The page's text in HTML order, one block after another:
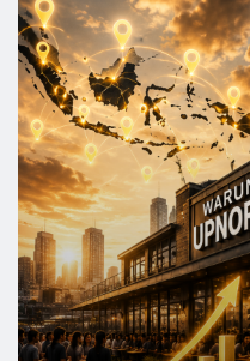
BELAJAR BISNIS
Ekspansi Cepat
Lama: Pelajaran
dari Kasus Warunk
Pulaugaram Media